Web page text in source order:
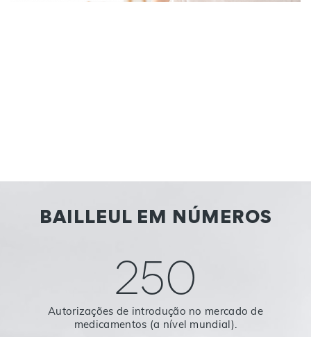
BAILLEUL EM NÚMEROS
250
Autorizações de introdução no mercado de
medicamentos (a nível mundial).